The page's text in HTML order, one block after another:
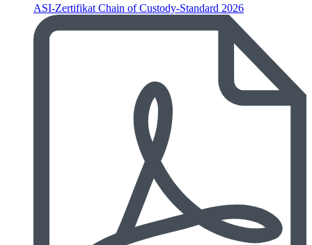
ASI-Zertifikat Chain of Custody-Standard 2026